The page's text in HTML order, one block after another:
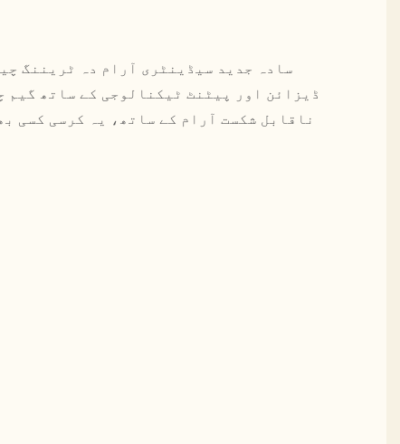
ڈیزائن اور پیٹنٹ ٹیکنالوجی کے ساتھ گیم
ناقابل شکست آرام کے ساتھ، یہ کرسی کسی